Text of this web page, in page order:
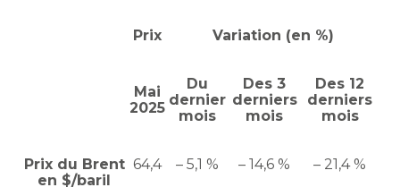
Prix Variation (en %)
Mai
2025
Du
dernier
mois
Des 3
derniers
mois
Des 12
derniers
mois
Prix du Brent
en $/baril
64,4 – 5,1 % – 14,6 % – 21,4 %